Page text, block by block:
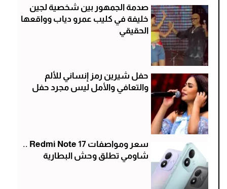
صدمة الجمهور بين شخصية لجين
خليفة في كليب عمرو دياب وواقعها
الحقيقي
حفل شيرين رمز إنساني للألم
والتعافي والأمل ليس مجرد حفل
سعر ومواصفات Redmi Note 17 ..
شاومي تطلق وحش البطارية